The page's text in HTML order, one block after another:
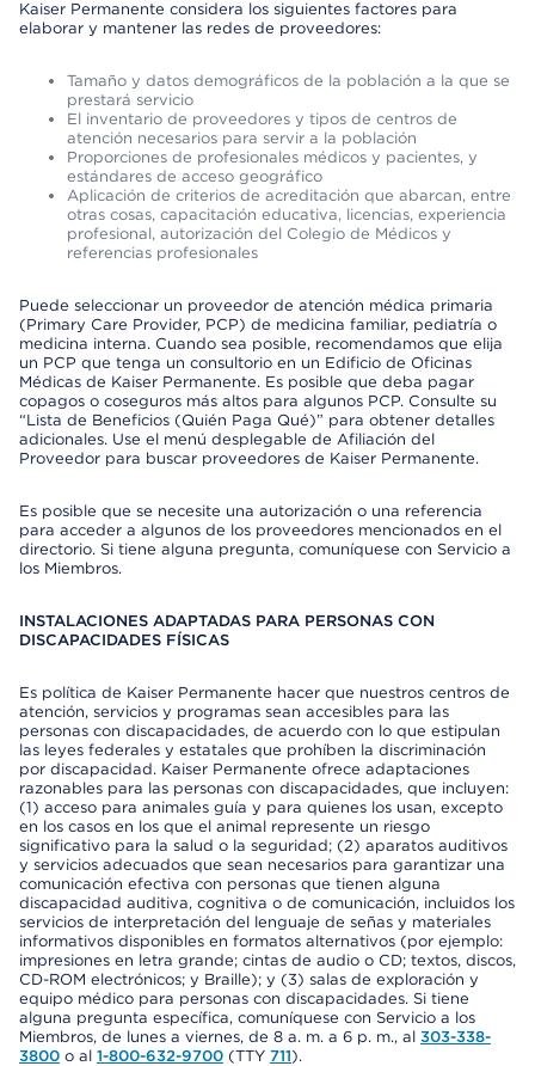
Kaiser Permanente considera los siguientes factores para
elaborar y mantener las redes de proveedores:
Tamaño y datos demográficos de la población a la que se
prestará servicio
El inventario de proveedores y tipos de centros de
atención necesarios para servir a la población
Proporciones de profesionales médicos y pacientes, y
estándares de acceso geográfico
Aplicación de criterios de acreditación que abarcan, entre
otras cosas, capacitación educativa, licencias, experiencia
profesional, autorización del Colegio de Médicos y
referencias profesionales
Puede seleccionar un proveedor de atención médica primaria
(Primary Care Provider, PCP) de medicina familiar, pediatría o
medicina interna. Cuando sea posible, recomendamos que elija
un PCP que tenga un consultorio en un Edificio de Oficinas
Médicas de Kaiser Permanente. Es posible que deba pagar
copagos o coseguros más altos para algunos PCP. Consulte su
“Lista de Beneficios (Quién Paga Qué)” para obtener detalles
adicionales. Use el menú desplegable de Afiliación del
Proveedor para buscar proveedores de Kaiser Permanente.
Es posible que se necesite una autorización o una referencia
para acceder a algunos de los proveedores mencionados en el
directorio. Si tiene alguna pregunta, comuníquese con Servicio a
los Miembros.
INSTALACIONES ADAPTADAS PARA PERSONAS CON
DISCAPACIDADES FÍSICAS
Es política de Kaiser Permanente hacer que nuestros centros de
atención, servicios y programas sean accesibles para las
personas con discapacidades, de acuerdo con lo que estipulan
las leyes federales y estatales que prohíben la discriminación
por discapacidad. Kaiser Permanente ofrece adaptaciones
razonables para las personas con discapacidades, que incluyen:
(1) acceso para animales guía y para quienes los usan, excepto
en los casos en los que el animal represente un riesgo
significativo para la salud o la seguridad; (2) aparatos auditivos
y servicios adecuados que sean necesarios para garantizar una
comunicación efectiva con personas que tienen alguna
discapacidad auditiva, cognitiva o de comunicación, incluidos los
servicios de interpretación del lenguaje de señas y materiales
informativos disponibles en formatos alternativos (por ejemplo:
impresiones en letra grande; cintas de audio o CD; textos, discos,
CD-ROM electrónicos; y Braille); y (3) salas de exploración y
equipo médico para personas con discapacidades. Si tiene
alguna pregunta específica, comuníquese con Servicio a los
Miembros, de lunes a viernes, de 8 a. m. a 6 p. m., al 303-338-
3800 o al 1-800-632-9700 (TTY 711).